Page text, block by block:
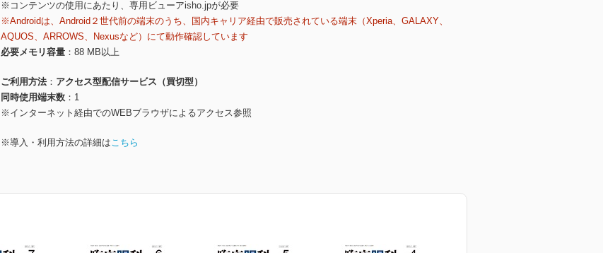
※コンテンツの使用にあたり、専用ビューアisho.jpが必要
※Androidは、Android２世代前の端末のうち、国内キャリア経由で販売されている端末（Xperia、GALAXY、
AQUOS、ARROWS、Nexusなど）にて動作確認しています
必要メモリ容量
88 MB以上
ご利用方法
アクセス型配信サービス（買切型）
同時使用端末数
1
※インターネット経由でのWEBブラウザによるアクセス参照
※導入・利用方法の詳細はこちら